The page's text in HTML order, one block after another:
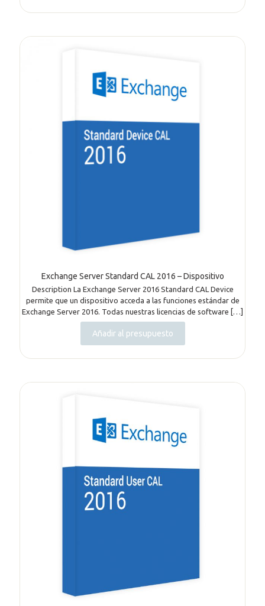
Exchange Server Standard CAL 2016 – Dispositivo
Description La Exchange Server 2016 Standard CAL Device
permite que un dispositivo acceda a las funciones estándar de
Exchange Server 2016. Todas nuestras licencias de software […]
Añadir al presupuesto